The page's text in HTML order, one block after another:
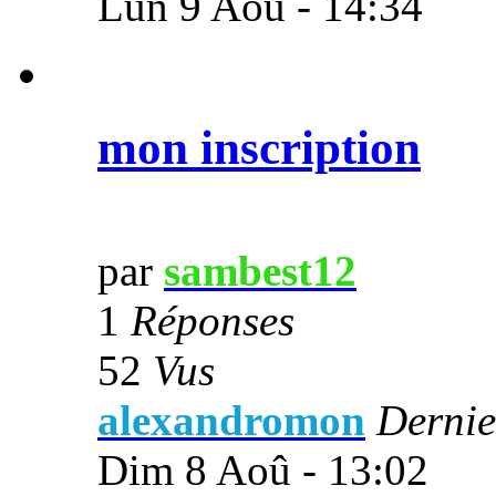
mon inscription
par sambest12
1 Réponses
52 Vus
alexandromon
Dim 8 Aoû - 13:02